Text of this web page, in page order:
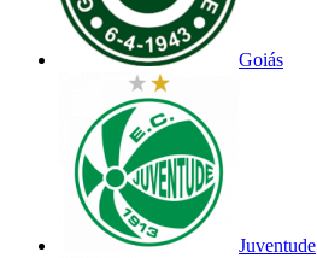
Goiás
Juventude